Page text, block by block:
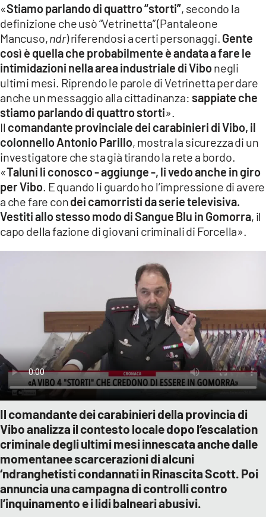
COSENZACHANNEL.IT
ILVIBONESE.IT
CATANZAROCHANNEL.IT
LACAPITALENEWS.IT
App
ANDROID
APPLE
«Stiamo parlando di quattro “storti”, secondo la
definizione che usò “Vetrinetta” (Pantaleone
Mancuso,ndr) riferendosi a certi personaggi. Gente
così è quella che probabilmente è andata a fare le
intimidazioni nella area industriale di Vibonegli
ultimi mesi. Riprendo le parole di Vetrinetta per dare
anche un messaggio alla cittadinanza: sappiate che
stiamo parlando di quattro storti».
Il comandante provinciale dei carabinieri di Vibo, il
colonnello Antonio Parillo, mostra la sicurezza di un
investigatore che sta già tirando la rete a bordo.
«Taluni li conosco - aggiunge -, li vedo anche in giro
per Vibo . E quando li guardo ho l’impressione di avere
a che fare condei camorristi da serie televisiva.
Vestiti allo stesso modo di Sangue Blu in Gomorra, il
capo della fazione di giovani criminali di Forcella».
Il comandante dei carabinieri della provincia di
Vibo analizza il contesto locale dopo l’escalation
criminale degli ultimi mesi innescata anche dalle
momentanee scarcerazioni di alcuni
‘ndranghetisti condannati in Rinascita Scott. Poi
annuncia una campagna di controlli contro
l’inquinamento e i lidi balneari abusivi.